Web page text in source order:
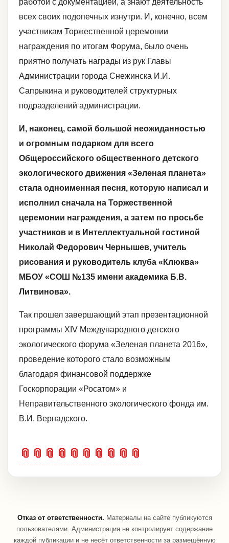
работой с документацией, а знают деятельность
всех своих подопечных изнутри. И, конечно, всем
участникам Торжественной церемонии
награждения по итогам Форума, было очень
приятно получать награды из рук Главы
Администрации города Снежинска И.И.
Сапрыкина и руководителей структурных
подразделений администрации.
И, наконец, самой большой неожиданностью
и огромным подарком для всего
Общероссийского общественного детского
экологического движения «Зеленая планета»
стала одноименная песня, которую написал и
исполнил сначала на Торжественной
церемонии награждения, а затем по просьбе
участников и в Интеллектуальной гостиной
Николай Федорович Чернышев, учитель
рисования и руководитель клуба «Клюква»
МБОУ «СОШ №135 имени академика Б.В.
Литвинова».
Так прошел завершающий этап презентационной
программы XIV Международного детского
экологического форума «Зеленая планета 2016»,
проведение которого стало возможным
благодаря финансовой поддержке
Госкорпорации «Росатом» и
Неправительственного экологического фонда им.
В.И. Вернадского.
📎 📎 📎 📎 📎 📎 📎 📎 📎 📎
Отказ от ответственности. Материалы на сайте публикуются
пользователями. Администрация не контролирует содержание
каждой публикации и не несёт ответственности за размещённую